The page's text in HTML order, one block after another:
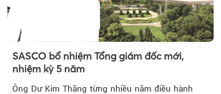
Theo
SASCO bổ nhiệm Tổng giám đốc mới,
nhiệm kỳ 5 năm
Ông Dư Kim Thăng từng nhiều năm điều hành